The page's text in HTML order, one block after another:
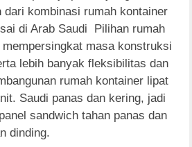
dari kombinasi rumah kontainer
di Arab Saudi Pilihan rumah
masa konstruksi
lebih banyak fleksibilitas dan
rumah kontainer lipat
Saudi panas dan kering, jadi
sandwich tahan panas dan
dinding.